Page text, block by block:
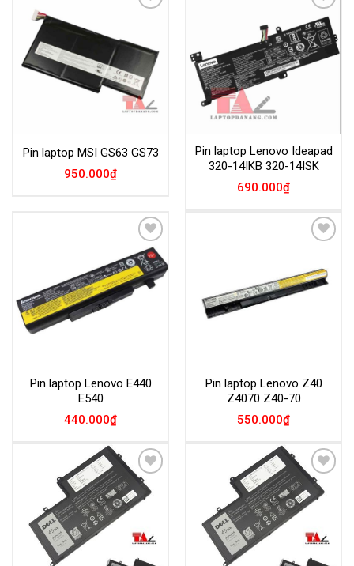
Pin laptop MSI GS63 GS73
950.000₫
Add to
Wishlist
Pin laptop Lenovo Ideapad
320-14IKB 320-14ISK
690.000₫
Add to
Wishlist
Pin laptop Lenovo E440
E540
440.000₫
Pin laptop Lenovo Z40
Z4070 Z40-70
550.000₫
Add to
Wishlist
Add to
Wishlist